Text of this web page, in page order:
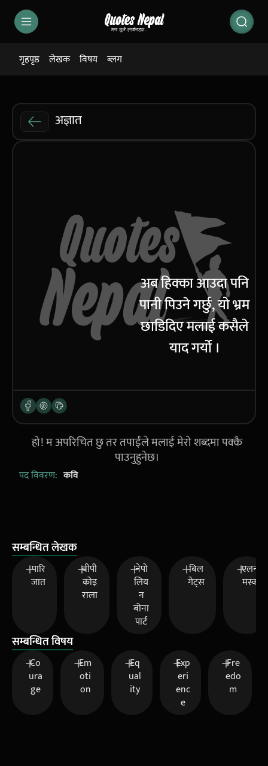
गृहपृष्ठ लेखक विषय ब्लग
अज्ञात
अब हिक्का आउदा पनि
पानी पिउने गर्छु, यो भ्रम
छाडिदिए मलाई कसैले
याद गर्यो ।
हो! म अपरिचित छु तर तपाईंले मलाई मेरो शब्दमा पक्कै
पाउनुहुनेछ।
पद विवरण: कवि
सम्बन्धित लेखक
पारि
जात
बीपी
कोइ
राला
नेपो
लिय
न
बोना
पार्ट
बिल
गेट्स
एलन
मस्क
सम्बन्धित विषय
Co
ura
ge
Em
oti
on
Eq
ual
ity
Exp
eri
enc
e
Fre
edo
m